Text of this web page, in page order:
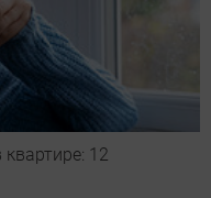
12